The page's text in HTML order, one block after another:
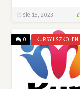
sie 18, 2023
0 KURSY I